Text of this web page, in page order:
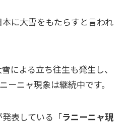
に大雪をもたらすと言われ
による立ち往生も発生し、
ーニャ現象は継続中です。
表している「ラニーニャ現